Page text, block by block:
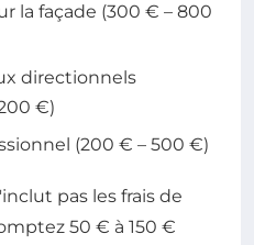
la façade (300 € – 800
directionnels
€)
(200 € – 500 €)
pas les frais de
50 € à 150 €